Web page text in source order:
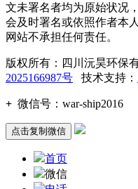
文未署名者均为原始状况
会及时署名或依照作者本
网站不承担任何责任。
版权所有：四川沅昊环保
2025166987号 技术支持：
+ 微信号： war-ship2016
点击复制微信
首页
微信